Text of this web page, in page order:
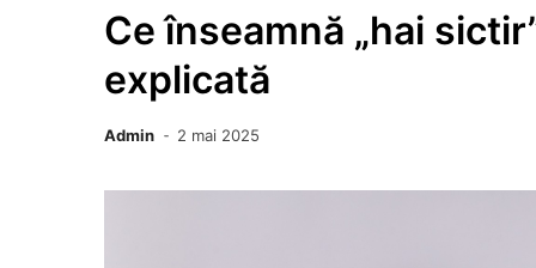
Ce înseamnă „hai
explicată
Admin 2 mai 2025